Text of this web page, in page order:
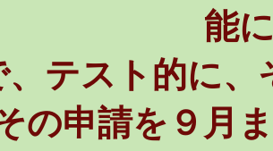
能
、テスト的に
の申請を９月